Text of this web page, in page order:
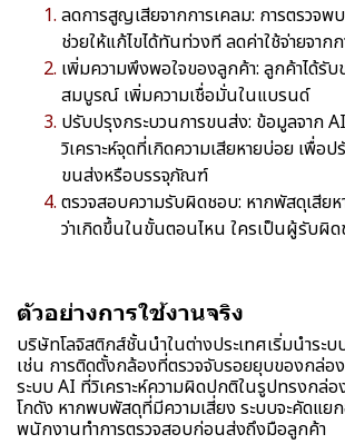
ลดการสูญเสียจากการเคลม: การตรวจพบ
ช่วยให้แก้ไขได้ทันท่วงที ลดค่าใช้จ่ายจาก
เพิ่มความพึงพอใจของลูกค้า: ลูกค้าได้รั
สมบูรณ์ เพิ่มความเชื่อมั่นในแบรนด์
ปรับปรุงกระบวนการขนส่ง: ข้อมูลจาก
วิเคราะห์จุดที่เกิดความเสียหายบ่อย เพื่อ
ขนส่งหรือบรรจุภัณฑ์
ตรวจสอบความรับผิดชอบ: หากพัสดุเสียห
ว่าเกิดขึ้นในขั้นตอนไหน ใครเป็นผู้รับผิ
ตัวอย่างการใช้งานจริง
บริษัทโลจิสติกส์ชั้นนำในต่างประเทศเริ่มนำระบ
เช่น การติดตั้งกล้องที่ตรวจจับรอยยุบของกล่
ระบบ AI ที่วิเคราะห์ความผิดปกติในรูปทรงกล่
โกดัง หากพบพัสดุที่มีความเสี่ยง ระบบจะคัดแย
พนักงานทำการตรวจสอบก่อนส่งถึงมือลูกค้า